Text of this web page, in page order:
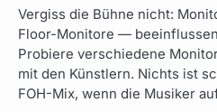
Vergiss die Bühne nicht:
Floor-Monitore —
Probiere verschiedene
mit den Künstlern. Nichts ist
FOH-Mix, wenn die Musiker